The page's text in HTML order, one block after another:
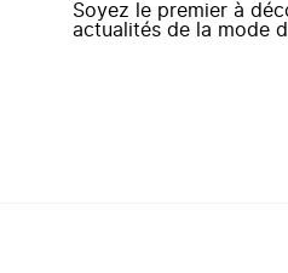
Soyez le premier à
actualités de la mode